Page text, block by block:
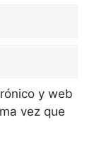
y web
vez que